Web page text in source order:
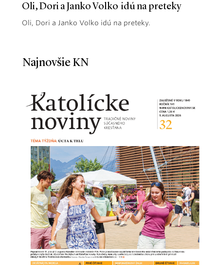
Oli, Dori a Janko Volko idú na preteky
Oli, Dori a Janko Volko idú na preteky.
Najnovšie KN